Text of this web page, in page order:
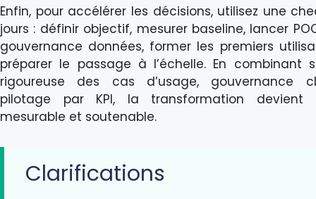
Enfin, pour accélérer les décisions, utilisez une
jours : définir objectif, mesurer baseline, lancer
gouvernance données, former les premiers
préparer le passage à l’échelle. En combinant
rigoureuse des cas d’usage, gouvernance
pilotage par KPI, la transformation devient
mesurable et soutenable.
Clarifications